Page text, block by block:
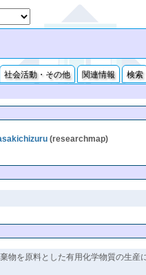
社会活動・その他 関連情報
検索
(researchmap)
物を原料とした有用化学物質の生産